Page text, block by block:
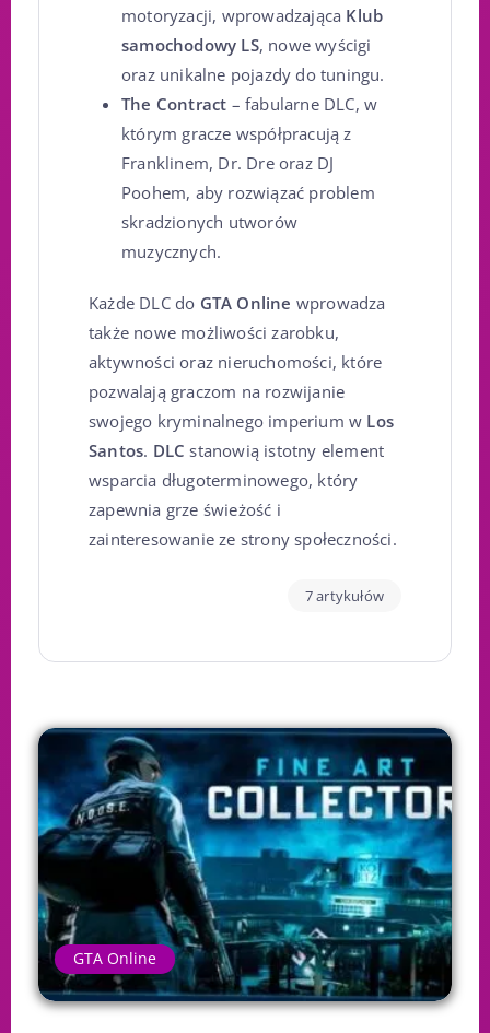
motoryzacji, wprowadzająca Klub
samochodowy LS, nowe wyścigi
oraz unikalne pojazdy do tuningu.
The Contract – fabularne DLC, w
którym gracze współpracują z
Franklinem, Dr. Dre oraz DJ
Poohem, aby rozwiązać problem
skradzionych utworów
muzycznych.
Każde DLC do GTA Online wprowadza
także nowe możliwości zarobku,
aktywności oraz nieruchomości, które
pozwalają graczom na rozwijanie
swojego kryminalnego imperium w Los
Santos. DLC stanowią istotny element
wsparcia długoterminowego, który
zapewnia grze świeżość i
zainteresowanie ze strony społeczności.
7 artykułów
GTA Online